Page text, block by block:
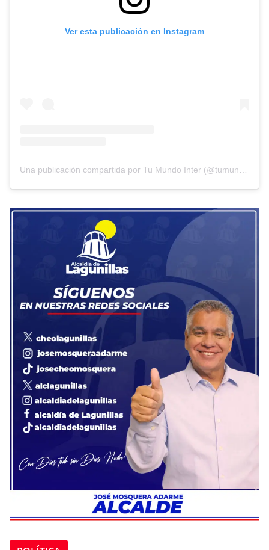
Ver esta publicación en Instagram
Una publicación compartida por Tu Mundo Inter (@tumundointer)